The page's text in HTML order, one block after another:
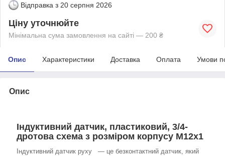
Відправка з 20 серпня 2026
Ціну уточнюйте
Мінімальна сума замовлення на сайті — 200 ₴
Опис Характеристики Доставка Оплата Умови
Опис
Індуктивний датчик, пластиковий, 3/4-
дротова схема з розміром корпусу M12x1
Індуктивний датчик руху — це безконтактний датчик, який